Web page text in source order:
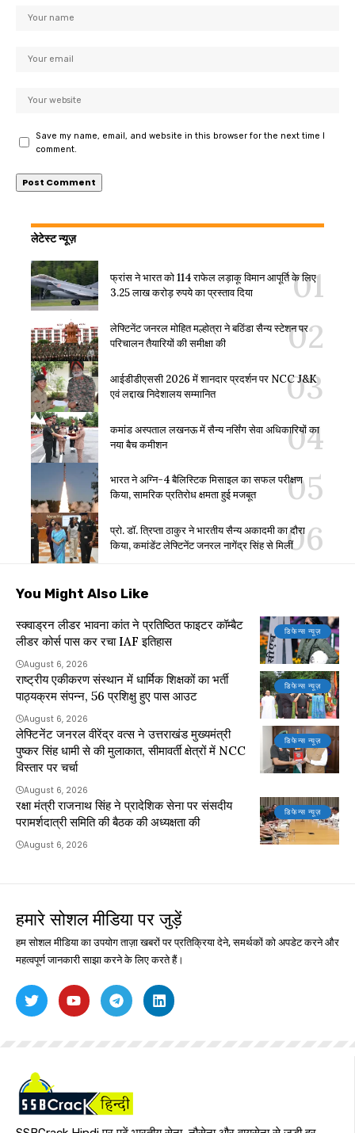
Save my name, email, and website in this browser for the next time I
comment.
लेटेस्ट न्यूज़
फ्रांस ने भारत को 114 राफेल लड़ाकू विमान आपूर्ति के लिए
3.25 लाख करोड़ रुपये का प्रस्ताव दिया
लेफ्टिनेंट जनरल मोहित मल्होत्रा ने बठिंडा सैन्य स्टेशन पर
परिचालन तैयारियों की समीक्षा की
आईडीडीएससी 2026 में शानदार प्रदर्शन पर NCC J&K
एवं लद्दाख निदेशालय सम्मानित
कमांड अस्पताल लखनऊ में सैन्य नर्सिंग सेवा अधिकारियों का
नया बैच कमीशन
भारत ने अग्नि-4 बैलिस्टिक मिसाइल का सफल परीक्षण
किया, सामरिक प्रतिरोध क्षमता हुई मजबूत
प्रो. डॉ. त्रिप्ता ठाकुर ने भारतीय सैन्य अकादमी का दौरा
किया, कमांडेंट लेफ्टिनेंट जनरल नागेंद्र सिंह से मिलीं
You Might Also Like
डिफेन्स न्यूज़
स्क्वाड्रन लीडर भावना कांत ने प्रतिष्ठित फाइटर कॉम्बैट
लीडर कोर्स पास कर रचा IAF इतिहास
August 6, 2026
डिफेन्स न्यूज़
राष्ट्रीय एकीकरण संस्थान में धार्मिक शिक्षकों का भर्ती
पाठ्यक्रम संपन्न, 56 प्रशिक्षु हुए पास आउट
August 6, 2026
डिफेन्स न्यूज़
लेफ्टिनेंट जनरल वीरेंद्र वत्स ने उत्तराखंड मुख्यमंत्री
पुष्कर सिंह धामी से की मुलाकात, सीमावर्ती क्षेत्रों में NCC
विस्तार पर चर्चा
August 6, 2026
डिफेन्स न्यूज़
रक्षा मंत्री राजनाथ सिंह ने प्रादेशिक सेना पर संसदीय
परामर्शदात्री समिति की बैठक की अध्यक्षता की
August 6, 2026
हमारे सोशल मीडिया पर जुड़ें
हम सोशल मीडिया का उपयोग ताज़ा खबरों पर प्रतिक्रिया देने, समर्थकों को अपडेट करने और
महत्वपूर्ण जानकारी साझा करने के लिए करते हैं।